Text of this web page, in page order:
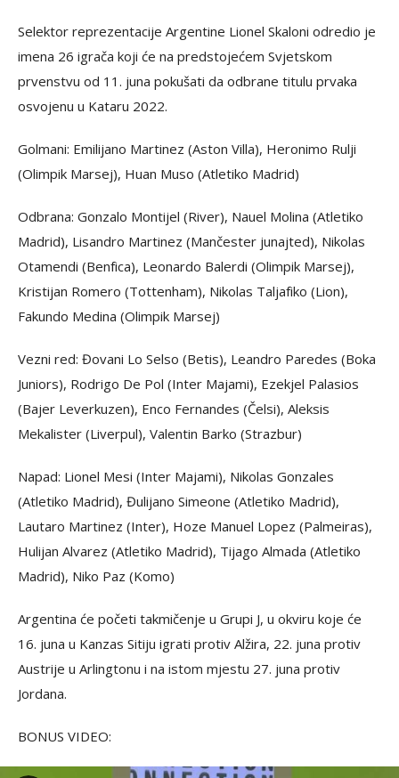
Selektor reprezentacije Argentine Lionel Skaloni odredio je
imena 26 igrača koji će na predstojećem Svjetskom
prvenstvu od 11. juna pokušati da odbrane titulu prvaka
osvojenu u Kataru 2022.
Golmani: Emilijano Martinez (Aston Villa), Heronimo Rulji
(Olimpik Marsej), Huan Muso (Atletiko Madrid)
Odbrana: Gonzalo Montijel (River), Nauel Molina (Atletiko
Madrid), Lisandro Martinez (Mančester junajted), Nikolas
Otamendi (Benfica), Leonardo Balerdi (Olimpik Marsej),
Kristijan Romero (Tottenham), Nikolas Taljafiko (Lion),
Fakundo Medina (Olimpik Marsej)
Vezni red: Đovani Lo Selso (Betis), Leandro Paredes (Boka
Juniors), Rodrigo De Pol (Inter Majami), Ezekjel Palasios
(Bajer Leverkuzen), Enco Fernandes (Čelsi), Aleksis
Mekalister (Liverpul), Valentin Barko (Strazbur)
Napad: Lionel Mesi (Inter Majami), Nikolas Gonzales
(Atletiko Madrid), Đulijano Simeone (Atletiko Madrid),
Lautaro Martinez (Inter), Hoze Manuel Lopez (Palmeiras),
Hulijan Alvarez (Atletiko Madrid), Tijago Almada (Atletiko
Madrid), Niko Paz (Komo)
Argentina će početi takmičenje u Grupi J, u okviru koje će
16. juna u Kanzas Sitiju igrati protiv Alžira, 22. juna protiv
Austrije u Arlingtonu i na istom mjestu 27. juna protiv
Jordana.
BONUS VIDEO: